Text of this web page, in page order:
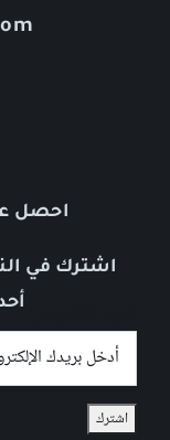
احصل
اشترك في